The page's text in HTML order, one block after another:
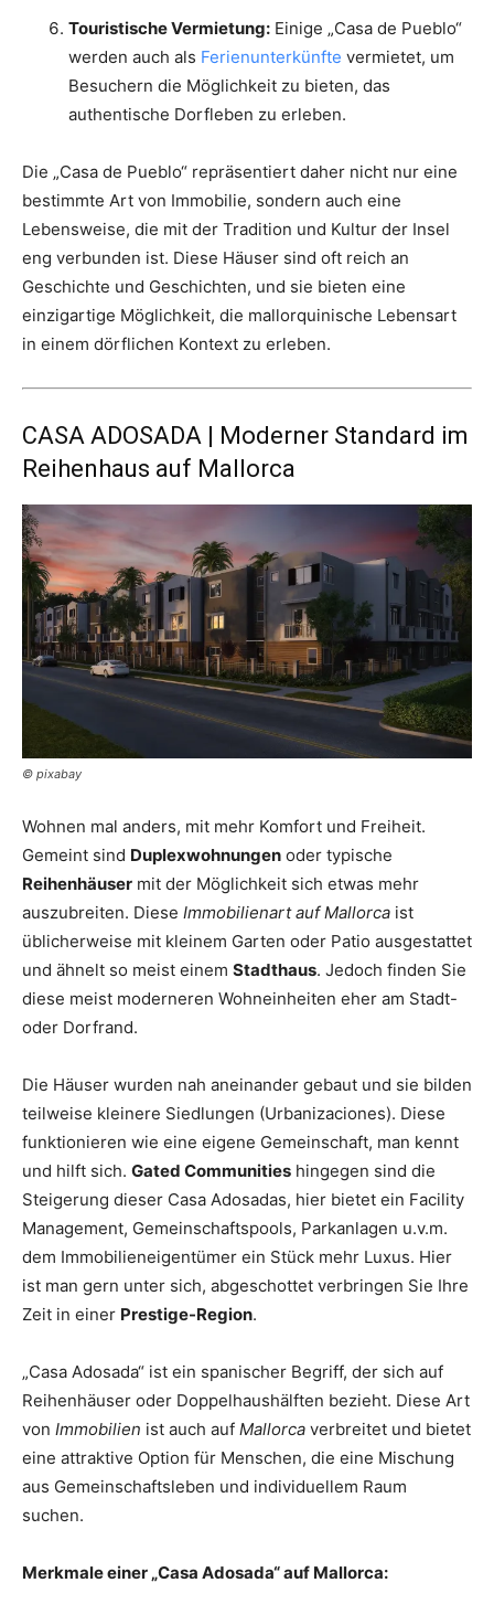
Touristische Vermietung: Einige „Casa de Pueblo“
werden auch als Ferienunterkünfte vermietet, um
Besuchern die Möglichkeit zu bieten, das
authentische Dorfleben zu erleben.
Die „Casa de Pueblo“ repräsentiert daher nicht nur eine
bestimmte Art von Immobilie, sondern auch eine
Lebensweise, die mit der Tradition und Kultur der Insel
eng verbunden ist. Diese Häuser sind oft reich an
Geschichte und Geschichten, und sie bieten eine
einzigartige Möglichkeit, die mallorquinische Lebensart
in einem dörflichen Kontext zu erleben.
CASA ADOSADA | Moderner Standard im
Reihenhaus auf Mallorca
© pixabay
Wohnen mal anders, mit mehr Komfort und Freiheit.
Gemeint sind Duplexwohnungen oder typische
Reihenhäuser mit der Möglichkeit sich etwas mehr
auszubreiten. Diese Immobilienart auf Mallorca ist
üblicherweise mit kleinem Garten oder Patio ausgestattet
und ähnelt so meist einem Stadthaus. Jedoch finden Sie
diese meist moderneren Wohneinheiten eher am Stadt-
oder Dorfrand.
Die Häuser wurden nah aneinander gebaut und sie bilden
teilweise kleinere Siedlungen (Urbanizaciones). Diese
funktionieren wie eine eigene Gemeinschaft, man kennt
und hilft sich. Gated Communities hingegen sind die
Steigerung dieser Casa Adosadas, hier bietet ein Facility
Management, Gemeinschaftspools, Parkanlagen u.v.m.
dem Immobilieneigentümer ein Stück mehr Luxus. Hier
ist man gern unter sich, abgeschottet verbringen Sie Ihre
Zeit in einer Prestige-Region.
„Casa Adosada“ ist ein spanischer Begriff, der sich auf
Reihenhäuser oder Doppelhaushälften bezieht. Diese Art
von Immobilien ist auch auf Mallorca verbreitet und bietet
eine attraktive Option für Menschen, die eine Mischung
aus Gemeinschaftsleben und individuellem Raum
suchen.
Merkmale einer „Casa Adosada“ auf Mallorca: